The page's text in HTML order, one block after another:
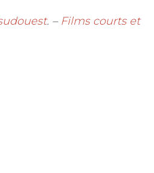
. – Films courts et